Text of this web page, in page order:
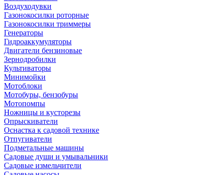
Воздуходувки
Газонокосилки роторные
Газонокосилки триммеры
Генераторы
Гидроаккумуляторы
Двигатели бензиновые
Зернодробилки
Культиваторы
Минимойки
Мотоблоки
Мотобуры, бензобуры
Мотопомпы
Ножницы и кусторезы
Опрыскиватели
Оснастка к садовой технике
Отпугиватели
Подметальные машины
Садовые души и умывальники
Садовые измельчители